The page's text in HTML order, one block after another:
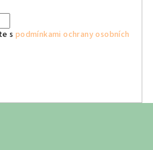
s podmínkami ochrany osobních